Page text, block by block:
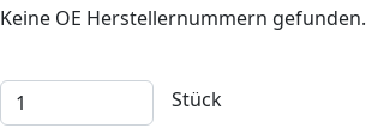
Keine OE Herstellernummern gefunden.
Stück